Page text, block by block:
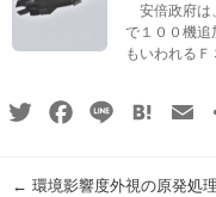
安倍政府は
で１００機追
もいわれるＦ
TwitterFacebook
Line
← 環境影響度外視の原発